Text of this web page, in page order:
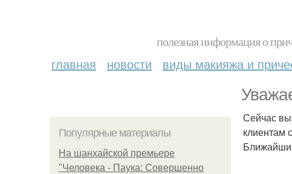
полезная информация о
главная новости виды макияжа и
Популярные материалы
На шанхайской премьере
"Человека - Паука: Совершенно
Сейчас
клиентам